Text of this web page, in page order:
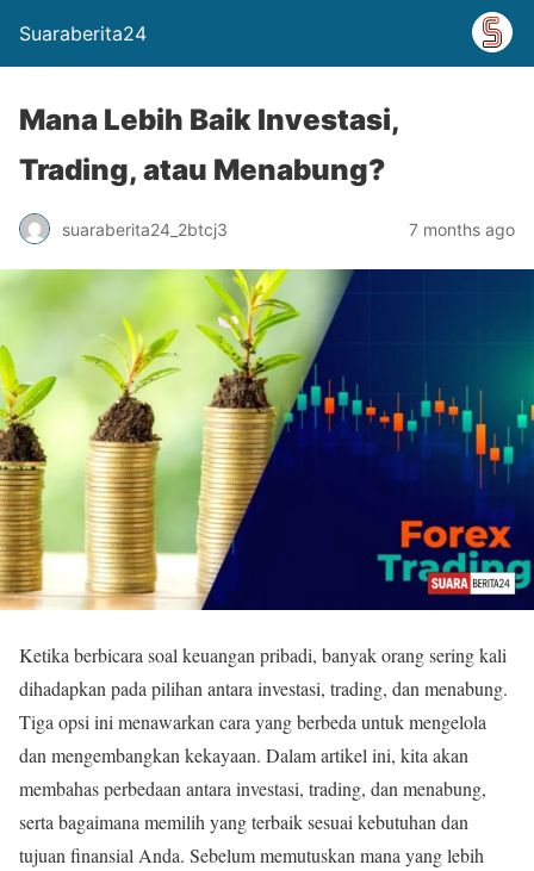
Suaraberita24
Mana Lebih Baik Investasi,
Trading, atau Menabung?
suaraberita24_2btcj3 7 months ago
Ketika berbicara soal keuangan pribadi, banyak orang sering kali
dihadapkan pada pilihan antara investasi, trading, dan menabung.
Tiga opsi ini menawarkan cara yang berbeda untuk mengelola
dan mengembangkan kekayaan. Dalam artikel ini, kita akan
membahas perbedaan antara investasi, trading, dan menabung,
serta bagaimana memilih yang terbaik sesuai kebutuhan dan
tujuan finansial Anda. Sebelum memutuskan mana yang lebih